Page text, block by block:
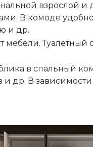
взрослой
В комоде
и др.
мебели.
в спальный
и др. В